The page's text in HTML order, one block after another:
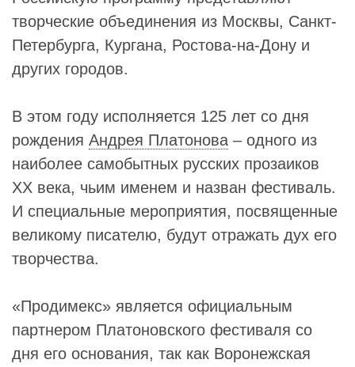
творческие объединения из Москвы, Санкт-
Петербурга, Кургана, Ростова-на-Дону и
других городов.
В этом году исполняется 125 лет со дня
рождения Андрея Платонова – одного из
наиболее самобытных русских прозаиков
XX века, чьим именем и назван фестиваль.
И специальные мероприятия, посвященные
великому писателю, будут отражать дух его
творчества.
«Продимекс» является официальным
партнером Платоновского фестиваля со
дня его основания, так как Воронежская